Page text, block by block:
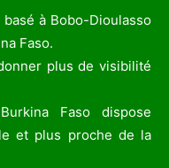
à Bobo-Dioulasso
Faso.
plus de visibilité
Faso dispose
et plus proche de la